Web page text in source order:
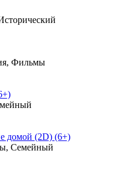
Фильмы
домой (2D) (6+)
Семейный